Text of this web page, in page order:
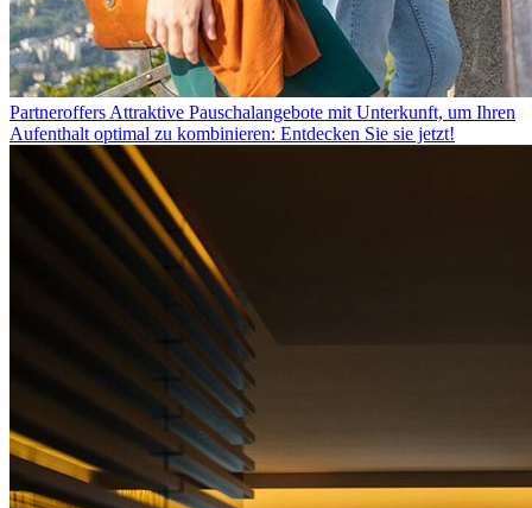
Partneroffers Attraktive Pauschalangebote mit Unterkunft, um Ihren
Aufenthalt optimal zu kombinieren: Entdecken Sie sie jetzt!